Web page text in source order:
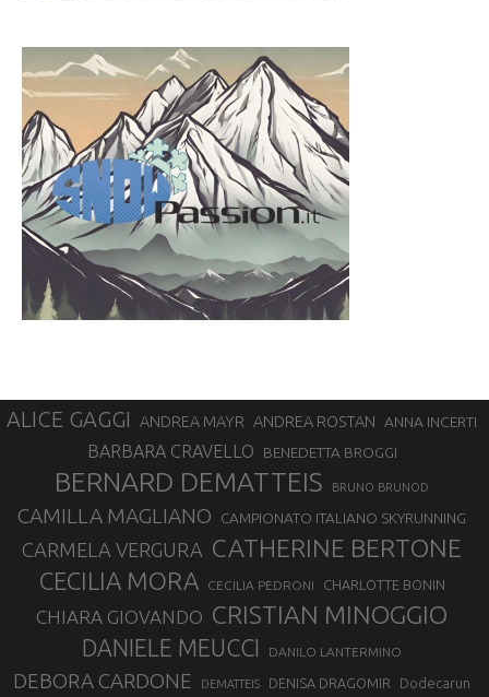
ALICE GAGGI ANDREA MAYR ANDREA ROSTAN ANNA INCERTI
BARBARA CRAVELLO BENEDETTA BROGGI
BERNARD DEMATTEIS BRUNO BRUNOD
CAMILLA MAGLIANO CAMPIONATO ITALIANO SKYRUNNING
CARMELA VERGURA CATHERINE BERTONE
CECILIA MORA CECILIA PEDRONI CHARLOTTE BONIN
CHIARA GIOVANDO CRISTIAN MINOGGIO
DANIELE MEUCCI DANILO LANTERMINO
DEBORA CARDONE DEMATTEIS DENISA DRAGOMIR Dodecarun